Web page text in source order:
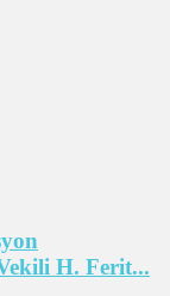
H. Ferit...